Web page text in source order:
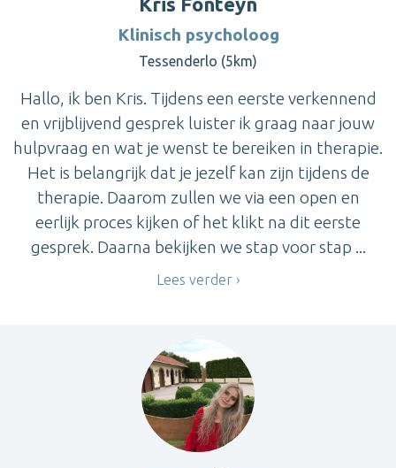
Klinisch psycholoog
Tessenderlo (5km)
Hallo, ik ben Kris. Tijdens een eerste verkennend
en vrijblijvend gesprek luister ik graag naar jouw
hulpvraag en wat je wenst te bereiken in therapie.
Het is belangrijk dat je jezelf kan zijn tijdens de
therapie. Daarom zullen we via een open en
eerlijk proces kijken of het klikt na dit eerste
gesprek. Daarna bekijken we stap voor stap ...
Lees verder